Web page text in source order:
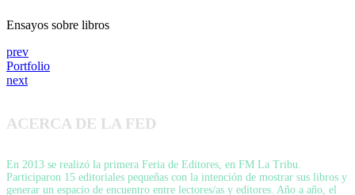
Ensayos sobre libros
prev
Portfolio
next
ACERCA DE LA FED
En 2013 se realizó la primera Feria de Editores, en FM La Tribu.
Participaron 15 editoriales pequeñas con la intención de mostrar sus libros y
generar un espacio de encuentro entre lectores/as y editores. Año a año, el